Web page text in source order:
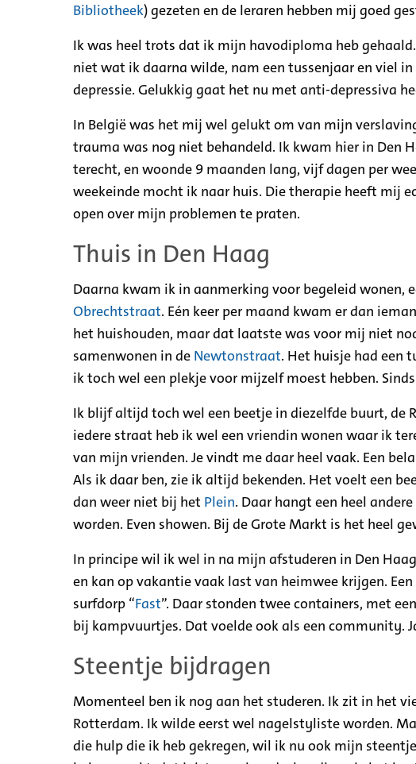
Bibliotheek) gezeten en de leraren hebben mij goed
Ik was heel trots dat ik mijn havodiploma heb
niet wat ik daarna wilde, nam een tussenjaar en viel
depressie. Gelukkig gaat het nu met anti-depressiva
In België was het mij wel gelukt om van mijn
trauma was nog niet behandeld. Ik kwam hier in Den
terecht, en woonde 9 maanden lang, vijf dagen per
weekeinde mocht ik naar huis. Die therapie heeft mij
open over mijn problemen te praten.
Thuis in Den Haag
Daarna kwam ik in aanmerking voor begeleid wonen,
Obrechtstraat. Eén keer per maand kwam er dan
het huishouden, maar dat laatste was voor mij niet
samenwonen in de Newtonstraat. Het huisje had een
ik toch wel een plekje voor mijzelf moest hebben.
Ik blijf altijd toch wel een beetje in diezelfde buurt, de
iedere straat heb ik wel een vriendin wonen waar ik
van mijn vrienden. Je vindt me daar heel vaak. Een
Als ik daar ben, zie ik altijd bekenden. Het voelt een
dan weer niet bij het Plein. Daar hangt een heel
worden. Even showen. Bij de Grote Markt is het heel
In principe wil ik wel in na mijn afstuderen in Den
en kan op vakantie vaak last van heimwee krijgen.
surfdorp “Fast”. Daar stonden twee containers, met
bij kampvuurtjes. Dat voelde ook als een community.
Steentje bijdragen
Momenteel ben ik nog aan het studeren. Ik zit in het
Rotterdam. Ik wilde eerst wel nagelstyliste worden.
die hulp die ik heb gekregen, wil ik nu ook mijn